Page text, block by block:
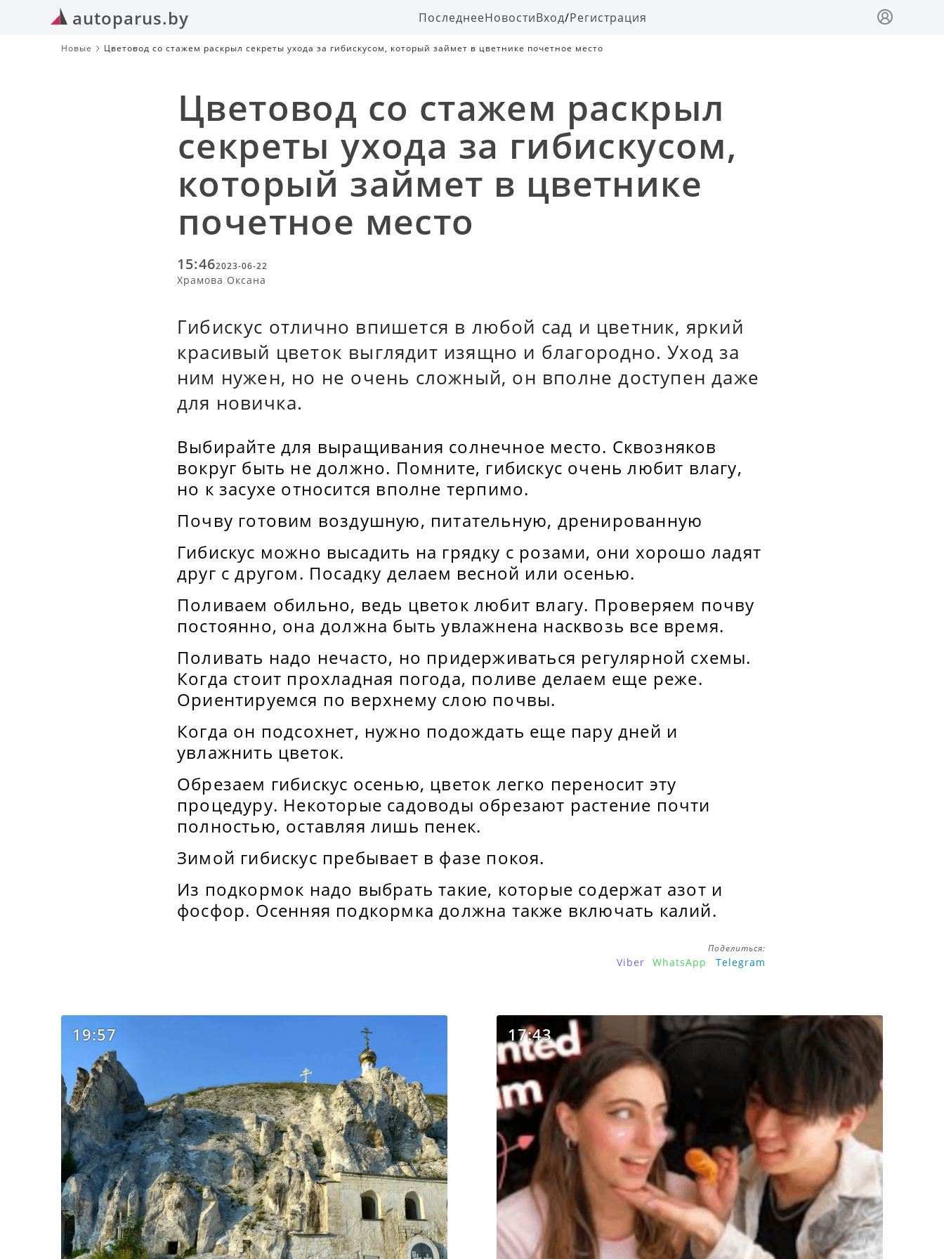
autoparus.by ПоследнееНовостиВход/Регистрация
Новые Цветовод со стажем раскрыл секреты ухода за гибискусом, который займет в цветнике почетное место
Цветовод со стажем раскрыл
секреты ухода за гибискусом,
который займет в цветнике
почетное место
15:462023-06-22
Храмова Оксана
Гибискус отлично впишется в любой сад и цветник, яркий
красивый цветок выглядит изящно и благородно. Уход за
ним нужен, но не очень сложный, он вполне доступен даже
для новичка.
Выбирайте для выращивания солнечное место. Сквозняков
вокруг быть не должно. Помните, гибискус очень любит влагу,
но к засухе относится вполне терпимо.
Почву готовим воздушную, питательную, дренированную
Гибискус можно высадить на грядку с розами, они хорошо ладят
друг с другом. Посадку делаем весной или осенью.
Поливаем обильно, ведь цветок любит влагу. Проверяем почву
постоянно, она должна быть увлажнена насквозь все время.
Поливать надо нечасто, но придерживаться регулярной схемы.
Когда стоит прохладная погода, поливе делаем еще реже.
Ориентируемся по верхнему слою почвы.
Когда он подсохнет, нужно подождать еще пару дней и
увлажнить цветок.
Обрезаем гибискус осенью, цветок легко переносит эту
процедуру. Некоторые садоводы обрезают растение почти
полностью, оставляя лишь пенек.
Зимой гибискус пребывает в фазе покоя.
Из подкормок надо выбрать такие, которые содержат азот и
фосфор. Осенняя подкормка должна также включать калий.
Поделиться:
Viber WhatsApp Telegram
19:57 17:43